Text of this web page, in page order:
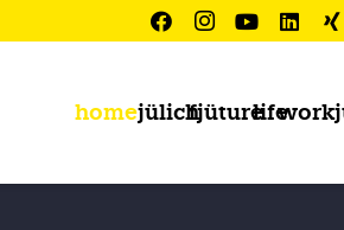
homejülichfjüturelifework